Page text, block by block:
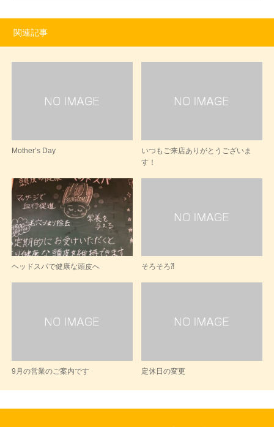
関連記事
Mother’s Day
いつもご来店ありがとうございま
す！
ヘッドスパで健康な頭皮へ そろそろ⁈
9月の営業のご案内です 定休日の変更